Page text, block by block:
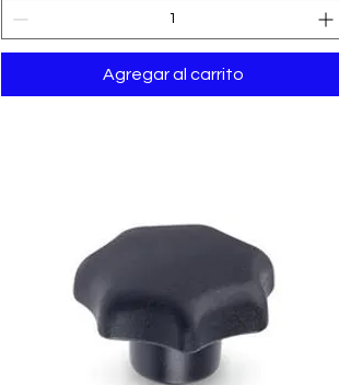
Agregar al carrito